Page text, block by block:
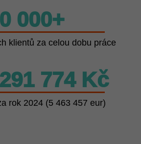
rok 2024 (5 463 457 eur)
774 Kč
klientů za celou dobu práce
000+